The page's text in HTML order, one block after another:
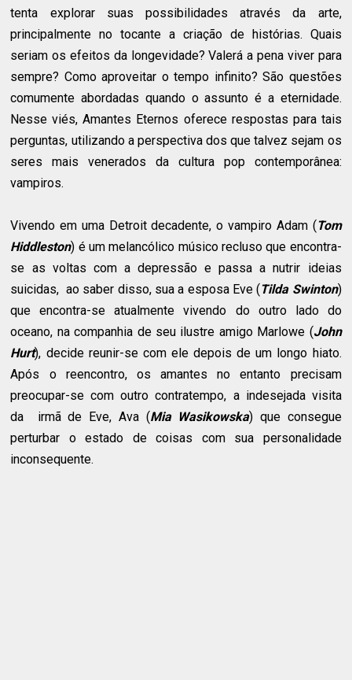
tenta explorar suas possibilidades através da arte,
principalmente no tocante a criação de histórias. Quais
seriam os efeitos da longevidade? Valerá a pena viver para
sempre? Como aproveitar o tempo infinito? São questões
comumente abordadas quando o assunto é a eternidade.
Nesse viés, Amantes Eternos oferece respostas para tais
perguntas, utilizando a perspectiva dos que talvez sejam os
seres mais venerados da cultura pop contemporânea:
vampiros.
Vivendo em uma Detroit decadente, o vampiro Adam (Tom
Hiddleston) é um melancólico músico recluso que encontra-
se as voltas com a depressão e passa a nutrir ideias
suicidas, ao saber disso, sua a esposa Eve (Tilda Swinton)
que encontra-se atualmente vivendo do outro lado do
oceano, na companhia de seu ilustre amigo Marlowe (John
Hurt), decide reunir-se com ele depois de um longo hiato.
Após o reencontro, os amantes no entanto precisam
preocupar-se com outro contratempo, a indesejada visita
da irmã de Eve, Ava (Mia Wasikowska) que consegue
perturbar o estado de coisas com sua personalidade
inconsequente.